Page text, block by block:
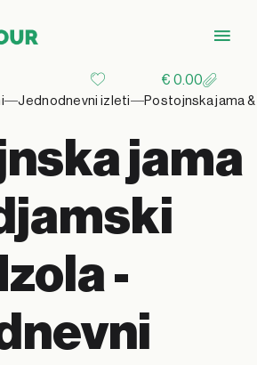
€ 0.00
Jednodnevni izleti Postojnska jama
jama
-